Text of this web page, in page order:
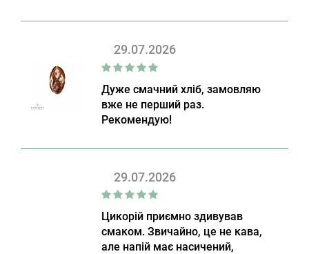
29.07.2026
Дуже смачний хліб, замовляю
вже не перший раз.
Рекомендую!
29.07.2026
Цикорій приємно здивував
смаком. Звичайно, це не кава,
але напій має насичений,